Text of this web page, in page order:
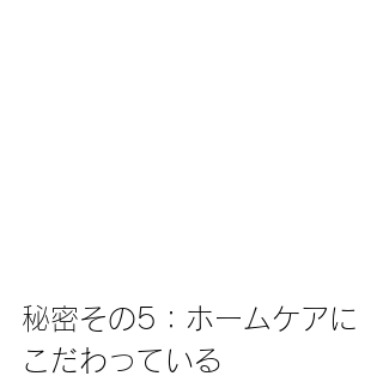
秘密その5：ホームケアに
こだわっている